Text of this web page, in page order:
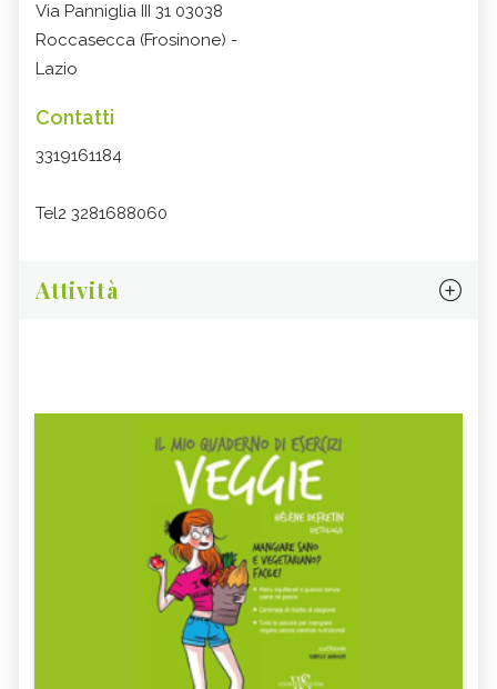
Via Panniglia III 31 03038
Roccasecca (Frosinone) -
Lazio
Contatti
3319161184
Tel2 3281688060
Attività